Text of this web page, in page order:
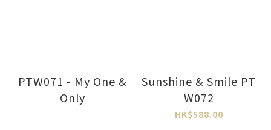
PTW071 - My One &
Only
Sunshine & Smile PT
W072
HK$588.00